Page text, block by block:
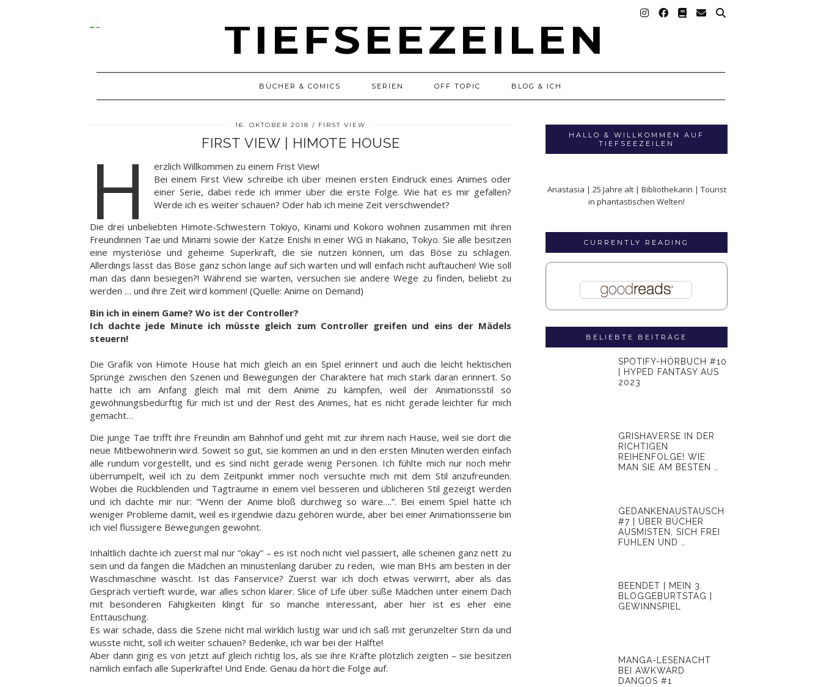
BÜCHER & COMICS SERIEN OFF TOPIC BLOG & ICH
16. OKTOBER 2018 FIRST VIEW
FIRST VIEW | HIMOTE HOUSE
H
erzlich Willkommen zu einem Frist View!
Bei einem First View schreibe ich über meinen ersten Eindruck eines Animes oder
einer Serie, dabei rede ich immer über die erste Folge. Wie hat es mir gefallen?
Werde ich es weiter schauen? Oder hab ich meine Zeit verschwendet?
Die drei unbeliebten Himote-Schwestern Tokiyo, Kinami und Kokoro wohnen zusammen mit ihren
Freundinnen Tae und Minami sowie der Katze Enishi in einer WG in Nakano, Tokyo. Sie alle besitzen
eine mysteriöse und geheime Superkraft, die sie nutzen können, um das Böse zu schlagen.
Allerdings lässt das Böse ganz schön lange auf sich warten und will einfach nicht auftauchen! Wie soll
man das dann besiegen?! Während sie warten, versuchen sie andere Wege zu finden, beliebt zu
werden … und ihre Zeit wird kommen! (Quelle: Anime on Demand)
Bin ich in einem Game? Wo ist der Controller?
Ich dachte jede Minute ich müsste gleich zum Controller greifen und eins der Mädels
steuern!
Die Grafik von Himote House hat mich gleich an ein Spiel erinnert und auch die leicht hektischen
Sprünge zwischen den Szenen und Bewegungen der Charaktere hat mich stark daran erinnert. So
hatte ich am Anfang gleich mal mit dem Anime zu kämpfen, weil der Animationsstil so
gewöhnungsbedürftig für mich ist und der Rest des Animes, hat es nicht gerade leichter für mich
gemacht…
Die junge Tae trifft ihre Freundin am Bahnhof und geht mit zur ihrem nach Hause, weil sie dort die
neue Mitbewohnerin wird. Soweit so gut, sie kommen an und in den ersten Minuten werden einfach
alle rundum vorgestellt, und es sind nicht gerade wenig Personen. Ich fühlte mich nur noch mehr
überrumpelt, weil ich zu dem Zeitpunkt immer noch versuchte mich mit dem Stil anzufreunden.
Wobei die Rückblenden und Tagträume in einem viel besseren und üblicheren Stil gezeigt werden
und ich dachte mir nur: “Wenn der Anime bloß durchweg so wäre….”. Bei einem Spiel hätte ich
weniger Probleme damit, weil es irgendwie dazu gehören würde, aber bei einer Animationsserie bin
ich viel flüssigere Bewegungen gewohnt.
Inhaltlich dachte ich zuerst mal nur “okay” – es ist noch nicht viel passiert, alle scheinen ganz nett zu
sein und da fangen die Mädchen an minustenlang darüber zu reden, wie man BHs am besten in der
Waschmaschine wäscht. Ist das Fanservice? Zuerst war ich doch etwas verwirrt, aber als das
Gespräch vertieft wurde, war alles schon klarer. Slice of Life über süße Mädchen unter einem Dach
mit besonderen Fähigkeiten klingt für so manche interessant, aber hier ist es eher eine
Enttäuschung.
Es war schade, dass die Szene nicht mal wirklich lustig war und ich saß mit gerunzelter Stirn da und
wusste nicht, soll ich weiter schauen? Bedenke, ich war bei der Hälfte!
Aber dann ging es von jetzt auf gleich richtig los, als sie ihre Kräfte plötzlich zeigten – sie besitzen
nämlich einfach alle Superkräfte! Und Ende. Genau da hört die Folge auf.
HALLO & WILLKOMMEN AUF
TIEFSEEZEILEN
Anastasia | 25 Jahre alt | Bibliothekarin | Tourist
in phantastischen Welten!
CURRENTLY READING
BELIEBTE BEITRÄGE
SPOTIFY-HÖRBUCH #10
| HYPED FANTASY AUS
2023
GRISHAVERSE IN DER
RICHTIGEN
REIHENFOLGE! WIE
MAN SIE AM BESTEN …
GEDANKENAUSTAUSCH
#7 | ÜBER BÜCHER
AUSMISTEN, SICH FREI
FÜHLEN UND …
BEENDET | MEIN 3.
BLOGGEBURTSTAG |
GEWINNSPIEL
MANGA-LESENACHT
BEI AWKWARD
DANGOS #1